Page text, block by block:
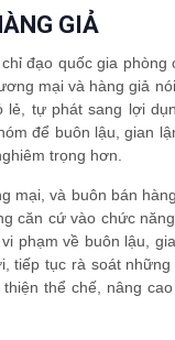
GIẢ
đạo quốc gia
mại và hàng giả
tự phát sang lợi
để buôn lậu, gian
trọng hơn.
mại, và buôn bán
căn cứ vào chức
phạm về buôn lậu,
tục rà soát
thể chế, nâng